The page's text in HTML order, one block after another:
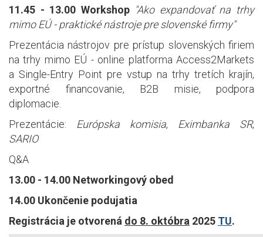
11.45 - 13.00 Workshop "Ako expandovať na trhy
mimo EÚ - praktické nástroje pre slovenské firmy"
Prezentácia nástrojov pre prístup slovenských firiem
na trhy mimo EÚ - online platforma Access2Markets
a Single-Entry Point pre vstup na trhy tretích krajín,
exportné financovanie, B2B misie, podpora
diplomacie.
Prezentácie: Európska komisia, Eximbanka SR,
SARIO
Q&A
13.00 - 14.00 Networkingový obed
14.00 Ukončenie podujatia
Registrácia je otvorená do 8. októbra 2025 TU.